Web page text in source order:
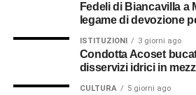
Diverso è il discorso per gli alimenti
frigoriferi e nei congelatori o per
apparecchiature danneggiate. In
l’indennizzo automatico, ma è
Fedeli di Biancavilla a
legame di devozione
ISTITUZIONI 3 giorni ago
Condotta Acoset
disservizi idrici in
CULTURA 5 giorni ago